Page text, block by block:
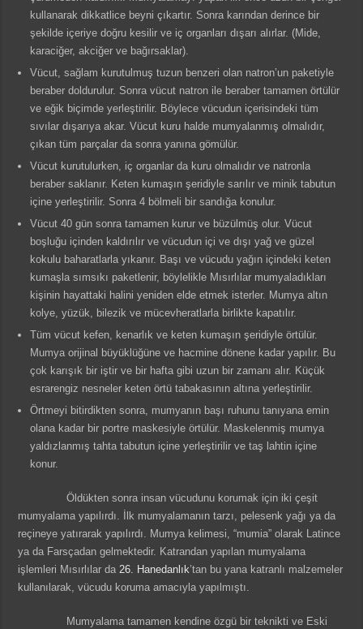
kullanarak dikkatlice beyni çıkartır. Sonra karından derince bir
şekilde içeriye doğru kesilir ve iç organları dışarı alırlar. (Mide,
karaciğer, akciğer ve bağırsaklar).
Vücut, sağlam kurutulmuş tuzun benzeri olan natron’un paketiyle
beraber doldurulur. Sonra vücut natron ile beraber tamamen örtülür
ve eğik biçimde yerleştirilir. Böylece vücudun içerisindeki tüm
sıvılar dışarıya akar. Vücut kuru halde mumyalanmış olmalıdır,
çıkan tüm parçalar da sonra yanına gömülür.
Vücut kurutulurken, iç organlar da kuru olmalıdır ve natronla
beraber saklanır. Keten kumaşın şeridiyle sarılır ve minik tabutun
içine yerleştirilir. Sonra 4 bölmeli bir sandığa konulur.
Vücut 40 gün sonra tamamen kurur ve büzülmüş olur. Vücut
boşluğu içinden kaldırılır ve vücudun içi ve dışı yağ ve güzel
kokulu baharatlarla yıkanır. Başı ve vücudu yağın içindeki keten
kumaşla sımsıkı paketlenir, böylelikle Mısırlılar mumyaladıkları
kişinin hayattaki halini yeniden elde etmek isterler. Mumya altın
kolye, yüzük, bilezik ve mücevheratlarla birlikte kapatılır.
Tüm vücut kefen, kenarlık ve keten kumaşın şeridiyle örtülür.
Mumya orijinal büyüklüğüne ve hacmine dönene kadar yapılır. Bu
çok karışık bir iştir ve bir hafta gibi uzun bir zamanı alır. Küçük
esrarengiz nesneler keten örtü tabakasının altına yerleştirilir.
Örtmeyi bitirdikten sonra, mumyanın başı ruhunu tanıyana emin
olana kadar bir portre maskesiyle örtülür. Maskelenmiş mumya
yaldızlanmış tahta tabutun içine yerleştirilir ve taş lahtin içine
konur.
Öldükten sonra insan vücudunu korumak için iki çeşit
mumyalama yapılırdı. İlk mumyalamanın tarzı, pelesenk yağı ya da
reçineye yatırarak yapılırdı. Mumya kelimesi, “mumia” olarak Latince
ya da Farsçadan gelmektedir. Katrandan yapılan mumyalama
işlemleri Mısırlılar da26. Hanedanlık’tan bu yana katranlı malzemeler
kullanılarak, vücudu koruma amacıyla yapılmıştı.
Mumyalama tamamen kendine özgü bir teknikti ve Eski